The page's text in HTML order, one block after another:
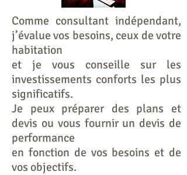
Comme consultant indépendant,
j’évalue vos besoins, ceux de votre
habitation
et je vous conseille sur les
investissements conforts les plus
significatifs.
Je peux préparer des plans et
devis ou vous fournir un devis de
performance
en fonction de vos besoins et de
vos objectifs.